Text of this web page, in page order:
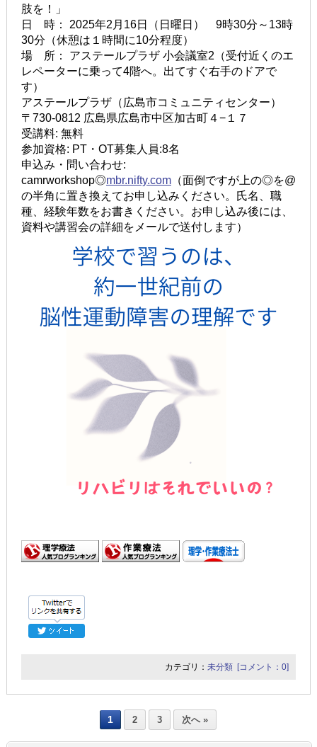
肢を！」
日 時： 2025年2月16日（日曜日） 9時30分～13時
30分（休憩は１時間に10分程度）
場 所： アステールプラザ 小会議室2（受付近くのエ
レペーターに乗って4階へ。出てすぐ右手のドアで
す）
アステールプラザ（広島市コミュニティセンター）
〒730-0812 広島県広島市中区加古町４−１７
受講料: 無料
参加資格: PT・OT募集人員:8名
申込み・問い合わせ:
camrworkshop◎mbr.nifty.com（面倒ですが上の◎を@
の半角に置き換えてお申し込みください。氏名、職
種、経験年数をお書きください。お申し込み後には、
資料や講習会の詳細をメールで送付します）
カテゴリ：未分類 [コメント：0]
1 2 3 次へ »